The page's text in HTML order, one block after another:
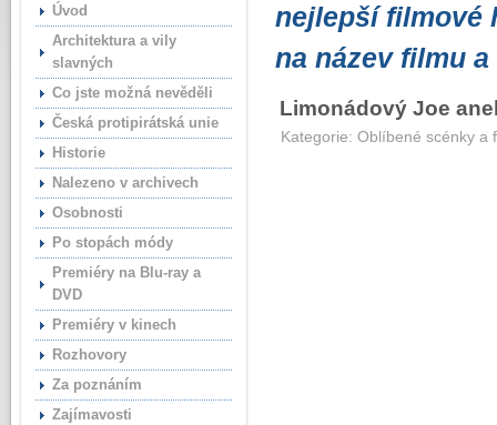
Úvod
Architektura a vily
slavných
Co jste možná nevěděli
Česká protipirátská unie
Historie
Nalezeno v archivech
Osobnosti
Po stopách módy
Premiéry na Blu-ray a
DVD
Premiéry v kinech
Rozhovory
Za poznáním
Zajímavosti
nejlepší filmové
na název filmu
Limonádový Joe
Kategorie: Oblíbené scénky a